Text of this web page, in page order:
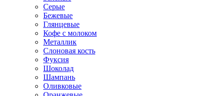
Серые
Бежевые
Глянцевые
Кофе с молоком
Металлик
Слоновая кость
Фуксия
Шоколад
Шампань
Оливковые